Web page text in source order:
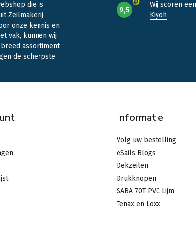
die is
Zeilmakerij
onze kennis en
vak, kunnen wij
assortiment
de scherpste
9,5
Wij scoren een
Kiyoh
Informatie
Volg uw bestelling
eSails Blogs
Dekzeilen
Drukknopen
SABA 70T PVC Lijm
Tenax en Loxx